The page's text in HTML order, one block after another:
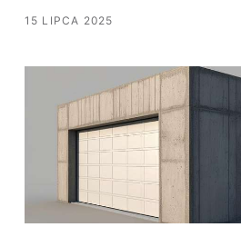
15 LIPCA 2025